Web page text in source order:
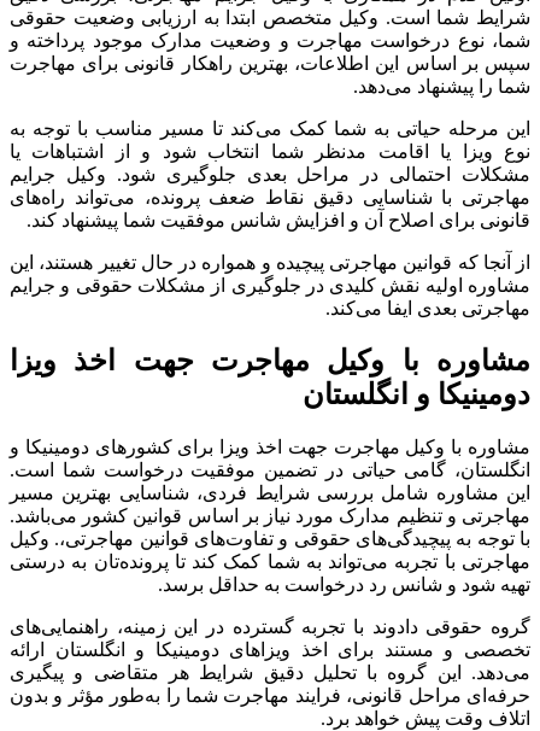
شرایط شما است. وکیل متخصص ابتدا به ارزیابی وضعیت حقوقی
شما، نوع درخواست مهاجرت و وضعیت مدارک موجود پرداخته و
سپس بر اساس این اطلاعات، بهترین راهکار قانونی برای مهاجرت
شما را پیشنهاد می‌دهد.
این مرحله حیاتی به شما کمک می‌کند تا مسیر مناسب با توجه به
نوع ویزا یا اقامت مدنظر شما انتخاب شود و از اشتباهات یا
مشکلات احتمالی در مراحل بعدی جلوگیری شود. وکیل جرایم
مهاجرتی با شناسایی دقیق نقاط ضعف پرونده، می‌تواند راه‌های
قانونی برای اصلاح آن و افزایش شانس موفقیت شما پیشنهاد کند.
از آنجا که قوانین مهاجرتی پیچیده و همواره در حال تغییر هستند، این
مشاوره اولیه نقش کلیدی در جلوگیری از مشکلات حقوقی و جرایم
مهاجرتی بعدی ایفا می‌کند.
مشاوره با وکیل مهاجرت جهت اخذ ویزا
دومینیکا و انگلستان
مشاوره با وکیل مهاجرت جهت اخذ ویزا برای کشورهای دومینیکا و
انگلستان، گامی حیاتی در تضمین موفقیت درخواست شما است.
این مشاوره شامل بررسی شرایط فردی، شناسایی بهترین مسیر
مهاجرتی و تنظیم مدارک مورد نیاز بر اساس قوانین کشور می‌باشد.
با توجه به پیچیدگی‌های حقوقی و تفاوت‌های قوانین مهاجرتی،. وکیل
مهاجرتی با تجربه می‌تواند به شما کمک کند تا پرونده‌تان به درستی
تهیه شود و شانس رد درخواست به حداقل برسد.
گروه حقوقی دادوند با تجربه گسترده در این زمینه، راهنمایی‌های
تخصصی و مستند برای اخذ ویزاهای دومینیکا و انگلستان ارائه
می‌دهد.
این گروه با تحلیل دقیق شرایط هر متقاضی و پیگیری
حرفه‌ای مراحل قانونی، فرایند مهاجرت شما را به‌طور مؤثر و بدون
اتلاف وقت پیش خواهد برد.